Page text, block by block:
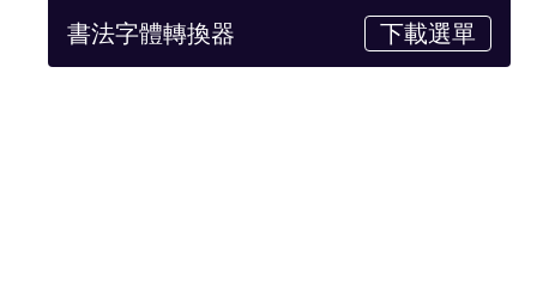
書法字體轉換器 下載選單